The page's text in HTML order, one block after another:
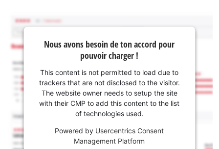
Nous avons besoin de ton accord pour
pouvoir charger !
This content is not permitted to load due to
trackers that are not disclosed to the visitor.
The website owner needs to setup the site
with their CMP to add this content to the list
of technologies used.
Powered by Usercentrics Consent
Management Platform